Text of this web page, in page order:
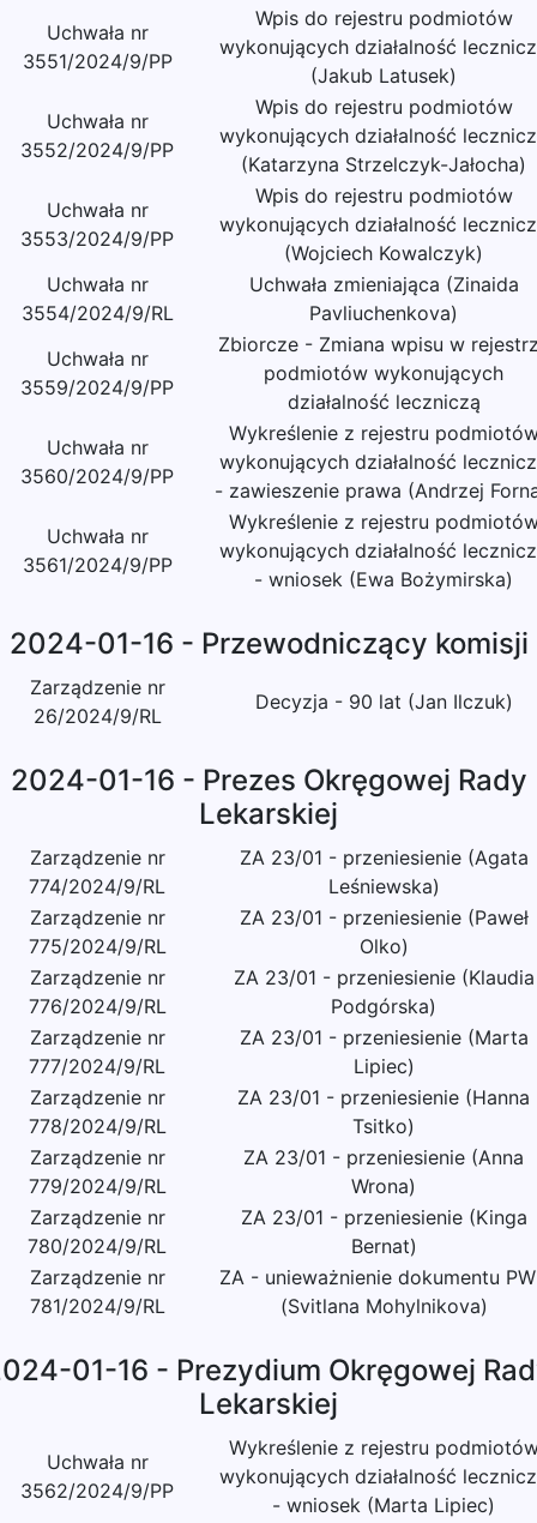
Uchwała nr
3551/2024/9/PP
Wpis do rejestru podmiotów
wykonujących działalność
(Jakub Latusek)
Uchwała nr
3552/2024/9/PP
Wpis do rejestru podmiotów
wykonujących działalność
(Katarzyna Strzelczyk-Jałocha)
Uchwała nr
3553/2024/9/PP
Wpis do rejestru podmiotów
wykonujących działalność
(Wojciech Kowalczyk)
Uchwała nr
3554/2024/9/RL
Uchwała zmieniająca (Zinaida
Pavliuchenkova)
Uchwała nr
3559/2024/9/PP
Zbiorcze - Zmiana wpisu w
podmiotów wykonujących
działalność leczniczą
Uchwała nr
3560/2024/9/PP
Wykreślenie z rejestru
wykonujących działalność
- zawieszenie prawa (Andrzej
Uchwała nr
3561/2024/9/PP
Wykreślenie z rejestru
wykonujących działalność
- wniosek (Ewa Bożymirska)
2024-01-16 - Przewodniczący komisji
Zarządzenie nr
26/2024/9/RL
Decyzja - 90 lat (Jan Ilczuk)
2024-01-16 - Prezes Okręgowej Rady
Lekarskiej
Zarządzenie nr
774/2024/9/RL
ZA 23/01 - przeniesienie (Agata
Leśniewska)
Zarządzenie nr
775/2024/9/RL
ZA 23/01 - przeniesienie (Paweł
Olko)
Zarządzenie nr
776/2024/9/RL
ZA 23/01 - przeniesienie (Klaudia
Podgórska)
Zarządzenie nr
777/2024/9/RL
ZA 23/01 - przeniesienie (Marta
Lipiec)
Zarządzenie nr
778/2024/9/RL
ZA 23/01 - przeniesienie (Hanna
Tsitko)
Zarządzenie nr
779/2024/9/RL
ZA 23/01 - przeniesienie (Anna
Wrona)
Zarządzenie nr
780/2024/9/RL
ZA 23/01 - przeniesienie (Kinga
Bernat)
Zarządzenie nr
781/2024/9/RL
ZA - unieważnienie dokumentu
(Svitlana Mohylnikova)
01-16 - Prezydium Okręgowej
Lekarskiej
Uchwała nr
3562/2024/9/PP
Wykreślenie z rejestru
wykonujących działalność
- wniosek (Marta Lipiec)